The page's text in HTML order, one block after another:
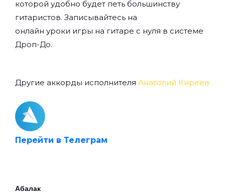
которой удобно будет петь большинству
гитаристов. Записывайтесь на
онлайн уроки игры на гитаре с нуля в системе
Дроп-До.
Другие аккорды исполнителя Анатолий Киреев
Перейти в Телеграм
Абалак